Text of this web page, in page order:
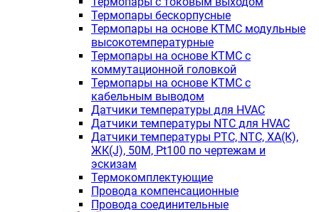
Термопары бескорпусные
Термопары на основе КТМС модульные
высокотемпературные
Термопары на основе КТМС с
коммутационной головкой
Термопары на основе КТМС с
кабельным выводом
Датчики температуры для HVAC
Датчики температуры NTC для HVAC
Датчики температуры PTС, NTC, ХА(К),
ЖК(J), 50М, Pt100 по чертежам и
эскизам
Термокомплектующие
Провода компенсационные
Провода соединительные